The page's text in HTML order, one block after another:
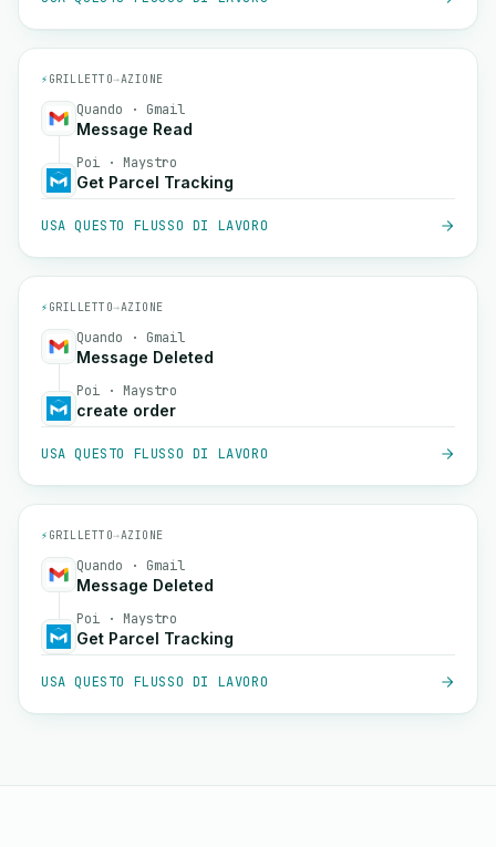
⚡ GRILLETTO→AZIONE
Quando · Gmail
Message Read
Poi · Maystro
Get Parcel Tracking
USA QUESTO FLUSSO DI LAVORO
⚡ GRILLETTO→AZIONE
Quando · Gmail
Message Deleted
Poi · Maystro
create order
USA QUESTO FLUSSO DI LAVORO
⚡ GRILLETTO→AZIONE
Quando · Gmail
Message Deleted
Poi · Maystro
Get Parcel Tracking
USA QUESTO FLUSSO DI LAVORO